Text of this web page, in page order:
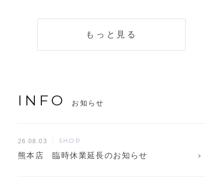
もっと見る
INFO お知らせ
26.08.03 SHOP
熊本店 臨時休業延長のお知らせ